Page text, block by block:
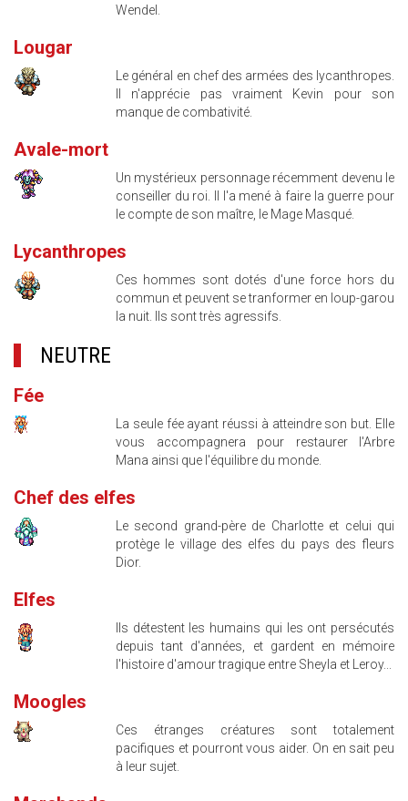
Wendel.
Lougar
Le général en chef des armées des lycanthropes.
Il n'apprécie pas vraiment Kevin pour son
manque de combativité.
Avale-mort
Un mystérieux personnage récemment devenu le
conseiller du roi. Il l'a mené à faire la guerre pour
le compte de son maître, le Mage Masqué.
Lycanthropes
Ces hommes sont dotés d'une force hors du
commun et peuvent se tranformer en loup-garou
la nuit. Ils sont très agressifs.
NEUTRE
Fée
La seule fée ayant réussi à atteindre son but. Elle
vous accompagnera pour restaurer l'Arbre
Mana ainsi que l'équilibre du monde.
Chef des elfes
Le second grand-père de Charlotte et celui qui
protège le village des elfes du pays des fleurs
Dior.
Elfes
Ils détestent les humains qui les ont persécutés
depuis tant d'années, et gardent en mémoire
l'histoire d'amour tragique entre Sheyla et Leroy...
Moogles
Ces étranges créatures sont totalement
pacifiques et pourront vous aider. On en sait peu
à leur sujet.